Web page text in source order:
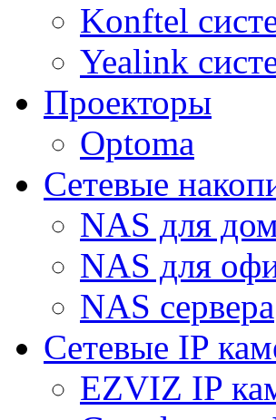
Konftel
Yealink
Проекторы
Optoma
Сетевые
NAS для
NAS для
NAS сервера
Сетевые IP
EZVIZ IP